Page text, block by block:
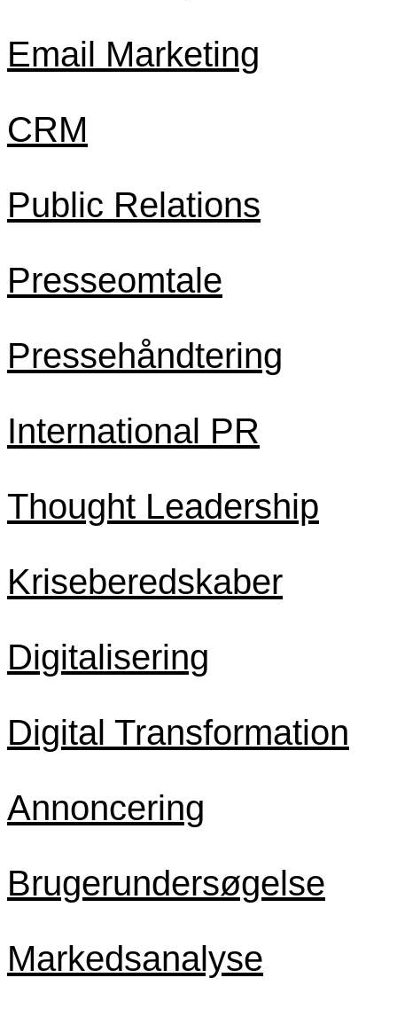
Email Marketing
CRM
Public Relations
Presseomtale
Pressehåndtering
International PR
Thought Leadership
Kriseberedskaber
Digitalisering
Digital Transformation
Annoncering
Brugerundersøgelse
Markedsanalyse